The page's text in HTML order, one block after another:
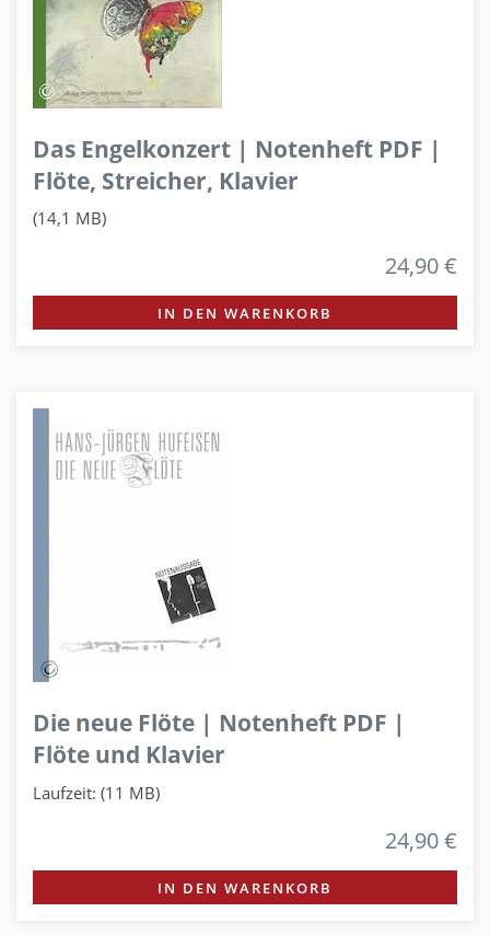
Das Engelkonzert | Notenheft PDF |
Flöte, Streicher, Klavier
(14,1 MB)
24,90 €
IN DEN WARENKORB
Die neue Flöte | Notenheft PDF |
Flöte und Klavier
Laufzeit: (11 MB)
24,90 €
IN DEN WARENKORB